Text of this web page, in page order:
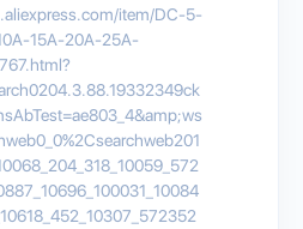
item/DC-5-
15A-20A-25A-